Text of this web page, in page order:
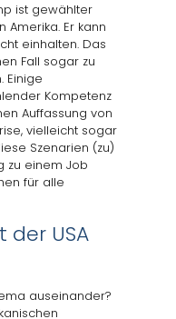
ist gewählter
Er kann
einhalten. Das
Fall sogar zu
Einige
Kompetenz
Auffassung von
vielleicht sogar
Szenarien (zu)
zu einem Job
für alle
der USA
auseinander?